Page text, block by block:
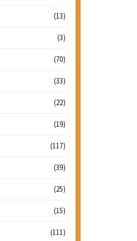
(13)
(3)
(70)
(33)
(22)
(19)
(117)
(39)
(25)
(15)
(111)